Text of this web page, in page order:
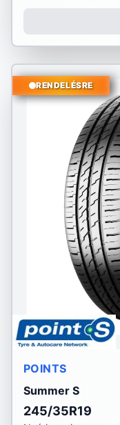
RENDELÉSRE
POINTS
Summer S
245/35R19